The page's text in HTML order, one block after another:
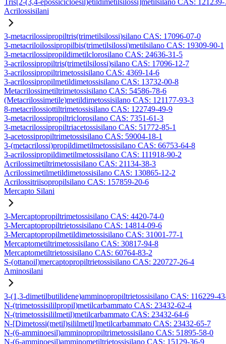
Tris[2-(3,4-epossicicloesil)etildimetilsilossi]metilsilano CAS: 121239-
Acrilossisilani
3-metacrilossipropiltris(trimetilsilossi)silano CAS: 17096-07-0
3-metacriloilossipropilbis(trimetilsilossi)metilsilano CAS: 19309-90-1
3-metacrilossipropildimetilclorosilano CAS: 24636-31-5
3-acrilossipropiltris(trimetilsilossi)silano CAS: 17096-12-7
3-acrilossipropiltrimetossisilano CAS: 4369-14-6
3-acrilossipropilmetildimetossisilano CAS: 13732-00-8
Metacrilossimetiltrimetossisilano CAS: 54586-78-6
(Metacrilossimetile)metildimetossisilano CAS: 121177-93-3
8-metacrilossiottiltrimetossisilano CAS: 122749-49-9
3-metacrilossipropiltriclorosilano CAS: 7351-61-3
3-metacrilossipropiltriacetossisilano CAS: 51772-85-1
3-acetossipropiltrimetossisilano CAS: 59004-18-1
3-(metacrilossi)propildimetilmetossisilano CAS: 66753-64-8
3-acrilossipropildimetilmetossisilano CAS: 111918-90-2
Acrilossimetiltrimetossisilano CAS: 21134-38-3
Acrilossimetilmetildimetossisilano CAS: 130865-12-2
Acrilossitriisopropilsilano CAS: 157859-20-6
Mercapto Silani
3-Mercaptopropiltrimetossisilano CAS: 4420-74-0
3-Mercaptopropiltrietossisilano CAS: 14814-09-6
3-Mercaptopropilmetildimetossisilano CAS: 31001-77-1
Mercaptometiltrimetossisilano CAS: 30817-94-8
Mercaptometiltrietossisilano CAS: 60764-83-2
S-(ottanoil)mercaptopropiltrietossisilano CAS: 220727-26-4
Aminosilani
3-(1,3-dimetilbutilidene)amminopropiltrietossisilano CAS: 116229-
N-(trimetossisililpropil)metilcarbammato CAS: 23432-62-4
N-(trimetossisililmetil)metilcarbammato CAS: 23432-64-6
N-[Dimetossi(metil)sililmetil]metilcarbammato CAS: 23432-65-7
N-(6-amminoesil)amminopropiltrimetossisilano CAS: 51895-58-0
N-(6-amminoesil)amminometiltrietossisilano CAS: 15129-36-9